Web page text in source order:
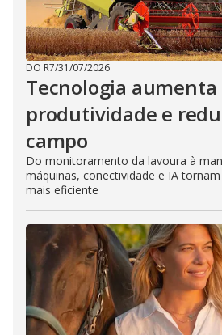
DO R7/31/07/2026
Tecnologia aumenta
produtividade e
campo
Do monitoramento da lavoura à
máquinas, conectividade e IA
mais eficiente